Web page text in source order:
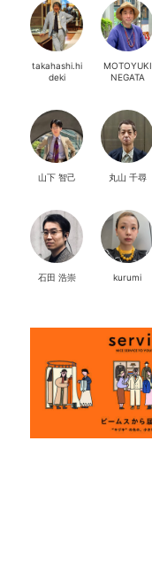
takahashi.hi
deki
MOTOYUKI
NEGATA
山下 智己 丸山 千尋
石田 浩崇 kurumi